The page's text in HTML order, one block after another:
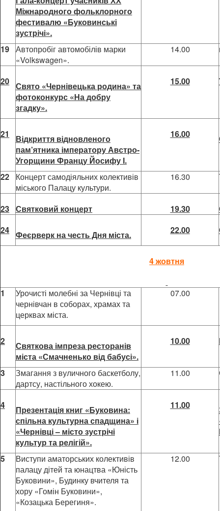
Міжнародного фольклорного
фестивалю «Буковинські
зустрічі».
19 Автопробіг автомобілів марки
«Volkswagen».
14.00
20 Свято «Чернівецька родина» та
фотоконкурс «На добру
згадку».
15.00
21
Відкриття відновленого
пам’ятника імператору Австро-
Угорщини Францу Йосифу І.
16.00
22
Концерт самодіяльних колективів
міського Палацу культури.
16.30
23 Святковий концерт 19.30
24 Феєрверк на честь Дня міста. 22.00
4 жовтня
1
Урочисті молебні за Чернівці та
чернівчан в соборах, храмах та
церквах міста.
07.00
2
Святкова імпреза ресторанів
міста «Смачненько від бабусі».
10.00
3
Змагання з вуличного баскетболу,
дартсу, настільного хокею.
11.00
4
Презентація книг «Буковина:
спільна культурна спадщина» і
«Чернівці – місто зустрічі
культур та релігій».
11.00
5
Виступи аматорських колективів
палацу дітей та юнацтва «Юність
Буковини», Будинку вчителя та
хору «Гомін Буковини»,
«Козацька Берегиня».
12.00